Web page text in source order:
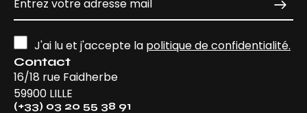
Contact
16/18 rue Faidherbe
59900 LILLE
(+33) 03 20 55 38 91
J'ai lu et j'accepte la politique de confidentialité.